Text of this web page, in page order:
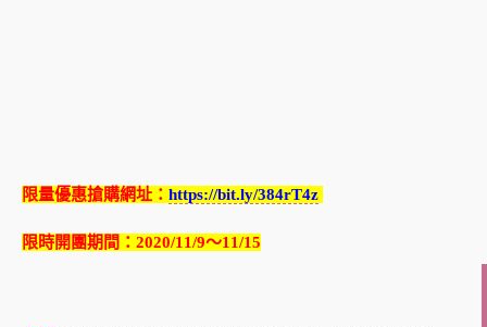
限量優惠搶購網址： https://bit.ly/384rT4z
限時開團期間：2020/11/9～11/15